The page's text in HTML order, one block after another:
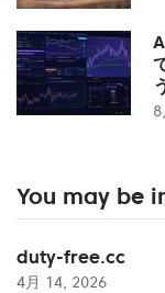
You may be
duty-free.cc
4月 14, 2026